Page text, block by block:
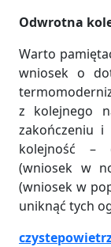
Odwrotna
Warto
wniosek o
z kolejnego
zakończeniu i
kolejność –
(wniosek w
(wniosek w
uniknąć tych